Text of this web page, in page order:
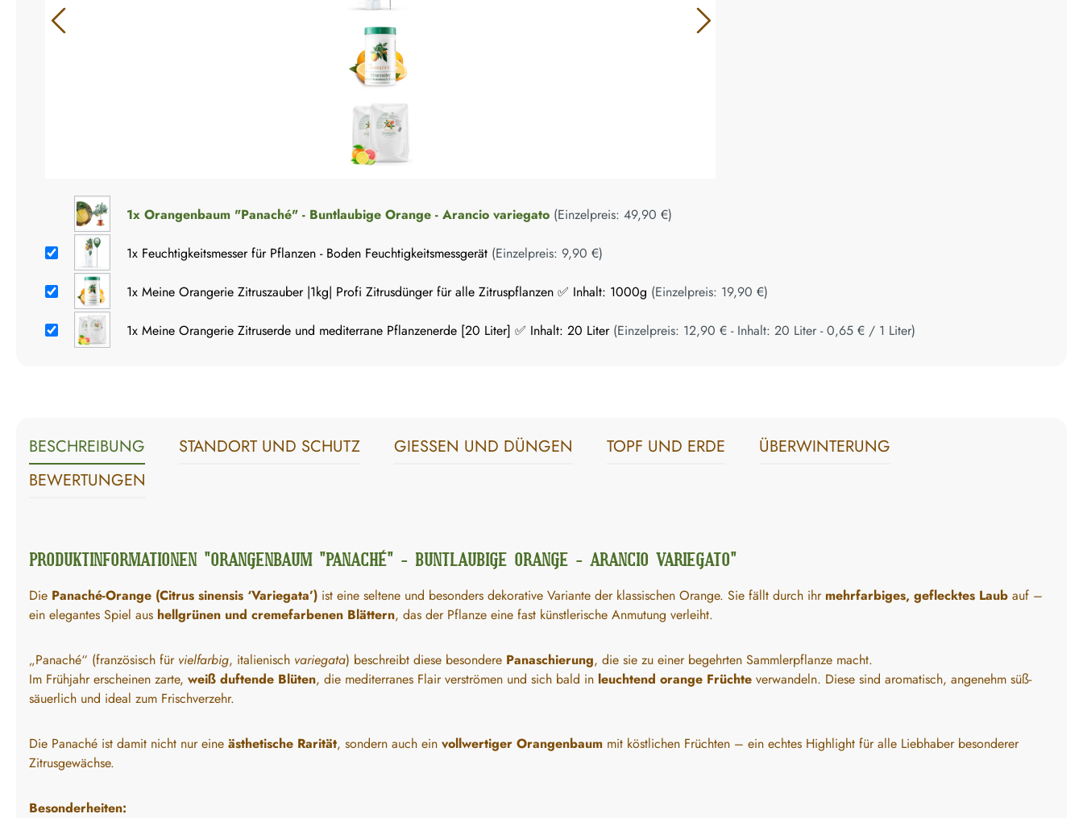
1x Orangenbaum "Panaché" - Buntlaubige Orange - Arancio variegato (Einzelpreis: 49,90 €)
1x Feuchtigkeitsmesser für Pflanzen - Boden Feuchtigkeitsmessgerät (Einzelpreis: 9,90 €)
1x Meine Orangerie Zitruszauber |1kg| Profi Zitrusdünger für alle Zitruspflanzen ✅ Inhalt: 1000g (Einzelpreis: 19,90 €)
1x Meine Orangerie Zitruserde und mediterrane Pflanzenerde [20 Liter] ✅ Inhalt: 20 Liter (Einzelpreis: 12,90 € - Inhalt: 20 Liter -0,65 € / 1 Liter)
BESCHREIBUNG STANDORT UND SCHUTZ GIESSEN UND DÜNGEN TOPF UND ERDE
ÜBERWINTERUNG
BEWERTUNGEN
PRODUKTINFORMATIONEN "ORANGENBAUM "PANACHÉ" - BUNTLAUBIGE ORANGE - ARANCIO VARIEGATO"
Die Panaché-Orange (Citrus sinensis ‘Variegata’) ist eine seltene und besonders dekorative Variante der klassischen Orange. Sie fällt durch ihr mehrfarbiges, geflecktes Laub auf –
ein elegantes Spiel aus hellgrünen und cremefarbenen Blättern, das der Pflanze eine fast künstlerische Anmutung verleiht.
„Panaché“ (französisch für vielfarbig, italienisch variegata) beschreibt diese besondere Panaschierung, die sie zu einer begehrten Sammlerpflanze macht.
Im Frühjahr erscheinen zarte, weiß duftende Blüten, die mediterranes Flair verströmen und sich bald in leuchtend orange Früchte verwandeln. Diese sind aromatisch, angenehm süß-
säuerlich und ideal zum Frischverzehr.
Die Panaché ist damit nicht nur eine ästhetische Rarität, sondern auch ein vollwertiger Orangenbaum mit köstlichen Früchten – ein echtes Highlight für alle Liebhaber besonderer
Zitrusgewächse.
Besonderheiten: